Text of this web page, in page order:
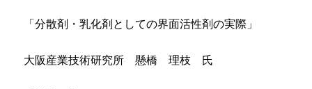
「分散剤・乳化剤としての界面活性剤の実際」
大阪産業技術研究所 懸橋 理枝 氏